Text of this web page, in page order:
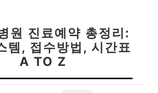
원 진료예약 총정리:
템, 접수방법, 시간표
A TO Z